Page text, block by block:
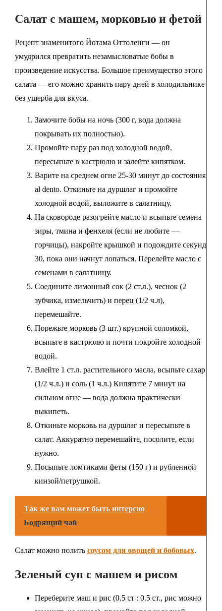
Салат с машем, морковью и фетой
Рецепт знаменитого Йотама Оттоленги — он
умудрился превратить незамысловатые бобы в
произведение искусства. Большое преимущество этого
салата — его можно хранить пару дней в холодильнике
без ущерба для вкуса.
Замочите бобы на ночь (300 г, вода должна
покрывать их полностью).
Промойте пару раз под холодной водой,
пересыпьте в кастрюлю и залейте кипятком.
Варите на среднем огне 25-30 минут до состояния
al dento. Откиньте на дуршлаг и промойте
холодной водой, выложите в салатницу.
На сковороде разогрейте масло и всыпьте семена
зиры, тмина и фенхеля (если не любите —
горчицы), накройте крышкой и подождите секунд
30, пока они начнут лопаться. Перелейте масло с
семенами в салатницу.
Соедините лимонный сок (2 ст.л.), чеснок (2
зубчика, измельчить) и перец (1/2 ч.л),
перемешайте.
Порежьте морковь (3 шт.) крупной соломкой,
всыпьте в кастрюлю и почти покройте холодной
водой.
Влейте 1 ст.л. растительного масла, всыпьте сахар
(1/2 ч.л.) и соль (1 ч.л.) Кипятите 7 минут на
сильном огне — вода должна практически
выкипеть.
Откиньте морковь на дуршлаг и пересыпьте в
салат. Аккуратно перемешайте, посолите, если
нужно.
Посыпьте ломтиками феты (150 г) и рубленной
кинзой/петрушкой.
Так же вам может быть интерсно
Бодрящий чай
Салат можно полить соусом для овощей и бобовых.
Зеленый суп с машем и рисом
Переберите маш и рис (0.5 ст : 0.5 ст., рис можно